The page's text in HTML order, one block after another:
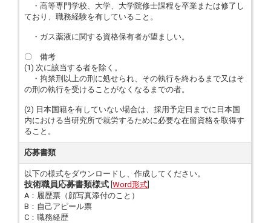
・高等専門学校、大学、大学院修士課程を卒業または修了し
ており、職務経験を有していること。
・ガス薬液に関する資格保有者が望ましい。
〇 備考
(1) 次に該当する者を除く。
・拘禁刑以上の刑に処せられ、その執行を終わるまで又はそ
の刑の執行を受けることがなくなるまでの者。
(2) 日本国籍を有していない場合は、採用予定日までに日本国
内における当研究所で就労するために必要な在留資格を取得す
ること。
応募書類
以下の様式をダウンロードし、作成してください。
技術職員応募書類様式 [Word形式
A：履歴票（顔写真添付のこと）
B：自己アピール票
C：職務経歴